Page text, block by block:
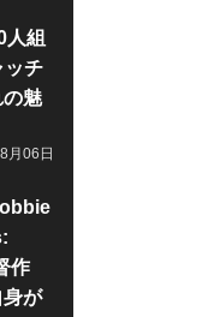
組
ッチ
魅
月06日
作
身が